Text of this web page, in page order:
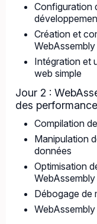
Configuration
Création et
WebAssembly
Intégration et
web simple
Jour 2 :
des
Compilation
Manipulation
données
Optimisation
Débogage de